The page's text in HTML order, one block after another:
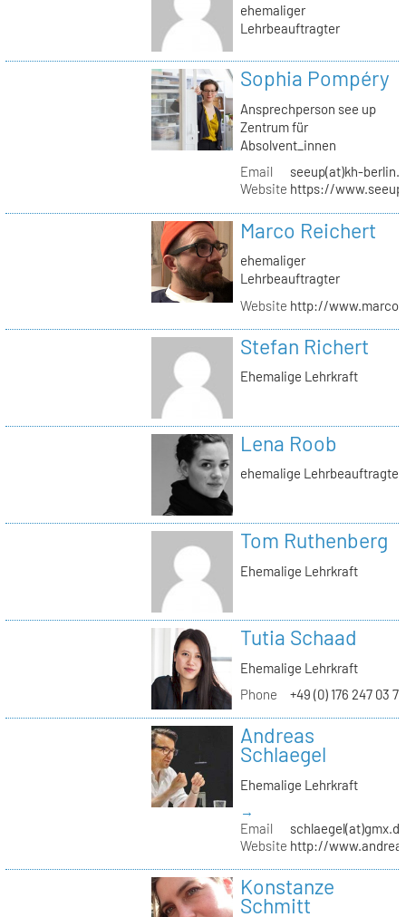
ehemaliger
Lehrbeauftragter
Sophia Pompéry
Ansprechperson see up
Zentrum für
Absolvent_innen
Email
seeup(at)kh-
Website https://
Marco Reichert
ehemaliger
Lehrbeauftragter
Website http://
Stefan Richert
Ehemalige Lehrkraft
Lena Roob
ehemalige Lehrbeauftragte
Tom Ruthenberg
Ehemalige Lehrkraft
Tutia Schaad
Ehemalige Lehrkraft
Phone
+49 (0) 176 247 03 7
Andreas
Schlaegel
Ehemalige Lehrkraft
→
Email
Website http://
Konstanze
Schmitt